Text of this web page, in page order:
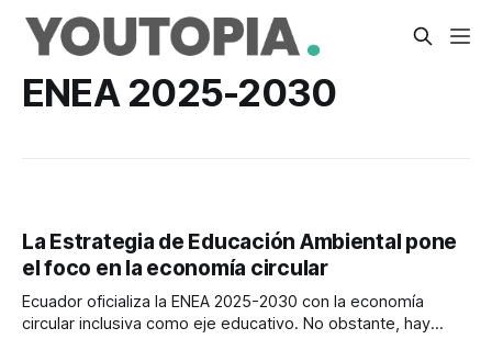
ENEA 2025-2030
La Estrategia de Educación Ambiental pone
el foco en la economía circular
Ecuador oficializa la ENEA 2025-2030 con la economía
circular inclusiva como eje educativo. No obstante, hay